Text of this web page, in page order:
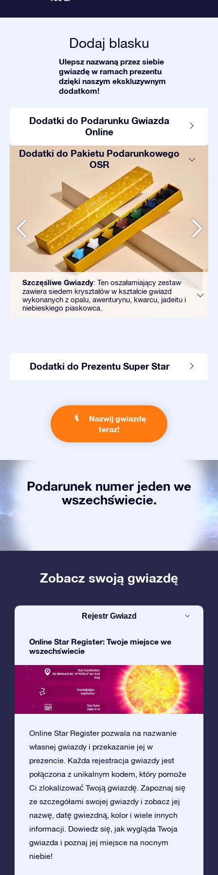
Dodaj blasku
Ulepsz nazwaną przez siebie
gwiazdę w ramach prezentu
dzięki naszym ekskluzywnym
dodatkom!
Dodatki do Podarunku Gwiazda
Online
Dodatki do Pakietu Podarunkowego
OSR
Szczęśliwe Gwiazdy: Ten oszałamiający zestaw
zawiera siedem kryształów w kształcie gwiazd
wykonanych z opalu, awenturynu, kwarcu, jadeitu i
niebieskiego piaskowca.
Dodatki do Prezentu Super Star
Nazwij gwiazdę
teraz!
Podarunek numer jeden we
wszechświecie.
Zobacz swoją gwiazdę
Rejestr Gwiazd
Online Star Register: Twoje miejsce we
wszechświecie
Online Star Register pozwala na nazwanie
własnej gwiazdy i przekazanie jej w
prezencie. Każda rejestracja gwiazdy jest
połączona z unikalnym kodem, który pomoże
Ci zlokalizować Twoją gwiazdę. Zapoznaj się
ze szczegółami swojej gwiazdy i zobacz jej
nazwę, datę gwiezdną, kolor i wiele innych
informacji. Dowiedz się, jak wygląda Twoja
gwiazda i poznaj jej miejsce na nocnym
niebie!